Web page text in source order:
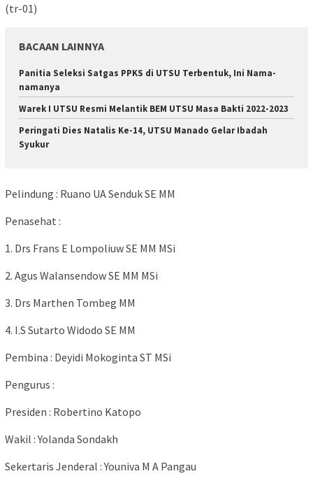
(tr-01)
BACAAN LAINNYA
Panitia Seleksi Satgas PPKS di UTSU Terbentuk, Ini Nama-
namanya
Warek I UTSU Resmi Melantik BEM UTSU Masa Bakti 2022-2023
Peringati Dies Natalis Ke-14, UTSU Manado Gelar Ibadah
Syukur
Pelindung : Ruano UA Senduk SE MM
Penasehat :
1. Drs Frans E Lompoliuw SE MM MSi
2. Agus Walansendow SE MM MSi
3. Drs Marthen Tombeg MM
4. I.S Sutarto Widodo SE MM
Pembina : Deyidi Mokoginta ST MSi
Pengurus :
Presiden : Robertino Katopo
Wakil : Yolanda Sondakh
Sekertaris Jenderal : Youniva M A Pangau